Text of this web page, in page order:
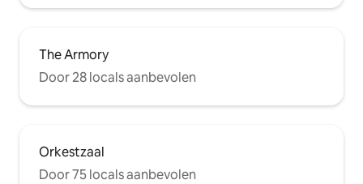
The Armory
Door 28 locals aanbevolen
Orkestzaal
Door 75 locals aanbevolen